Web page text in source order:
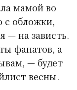
мамой во
с обложки,
— на зависть.
фанатов, а
— будет
весны.